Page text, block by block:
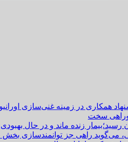
همکاری در زمینه غنی‌سازی
سخت
رسید؛بیمار زنده ماند و در حال
می‌گوید راهی جز توانمندسازی